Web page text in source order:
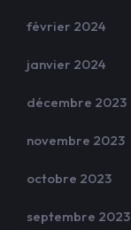
février 2024
janvier 2024
décembre 2023
novembre 2023
octobre 2023
septembre 2023